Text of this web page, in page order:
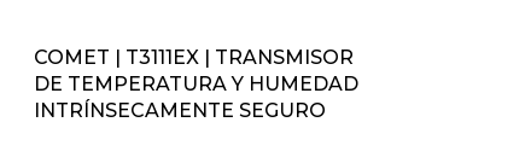
COMET | T3111EX | TRANSMISOR
DE TEMPERATURA Y HUMEDAD
INTRÍNSECAMENTE SEGURO